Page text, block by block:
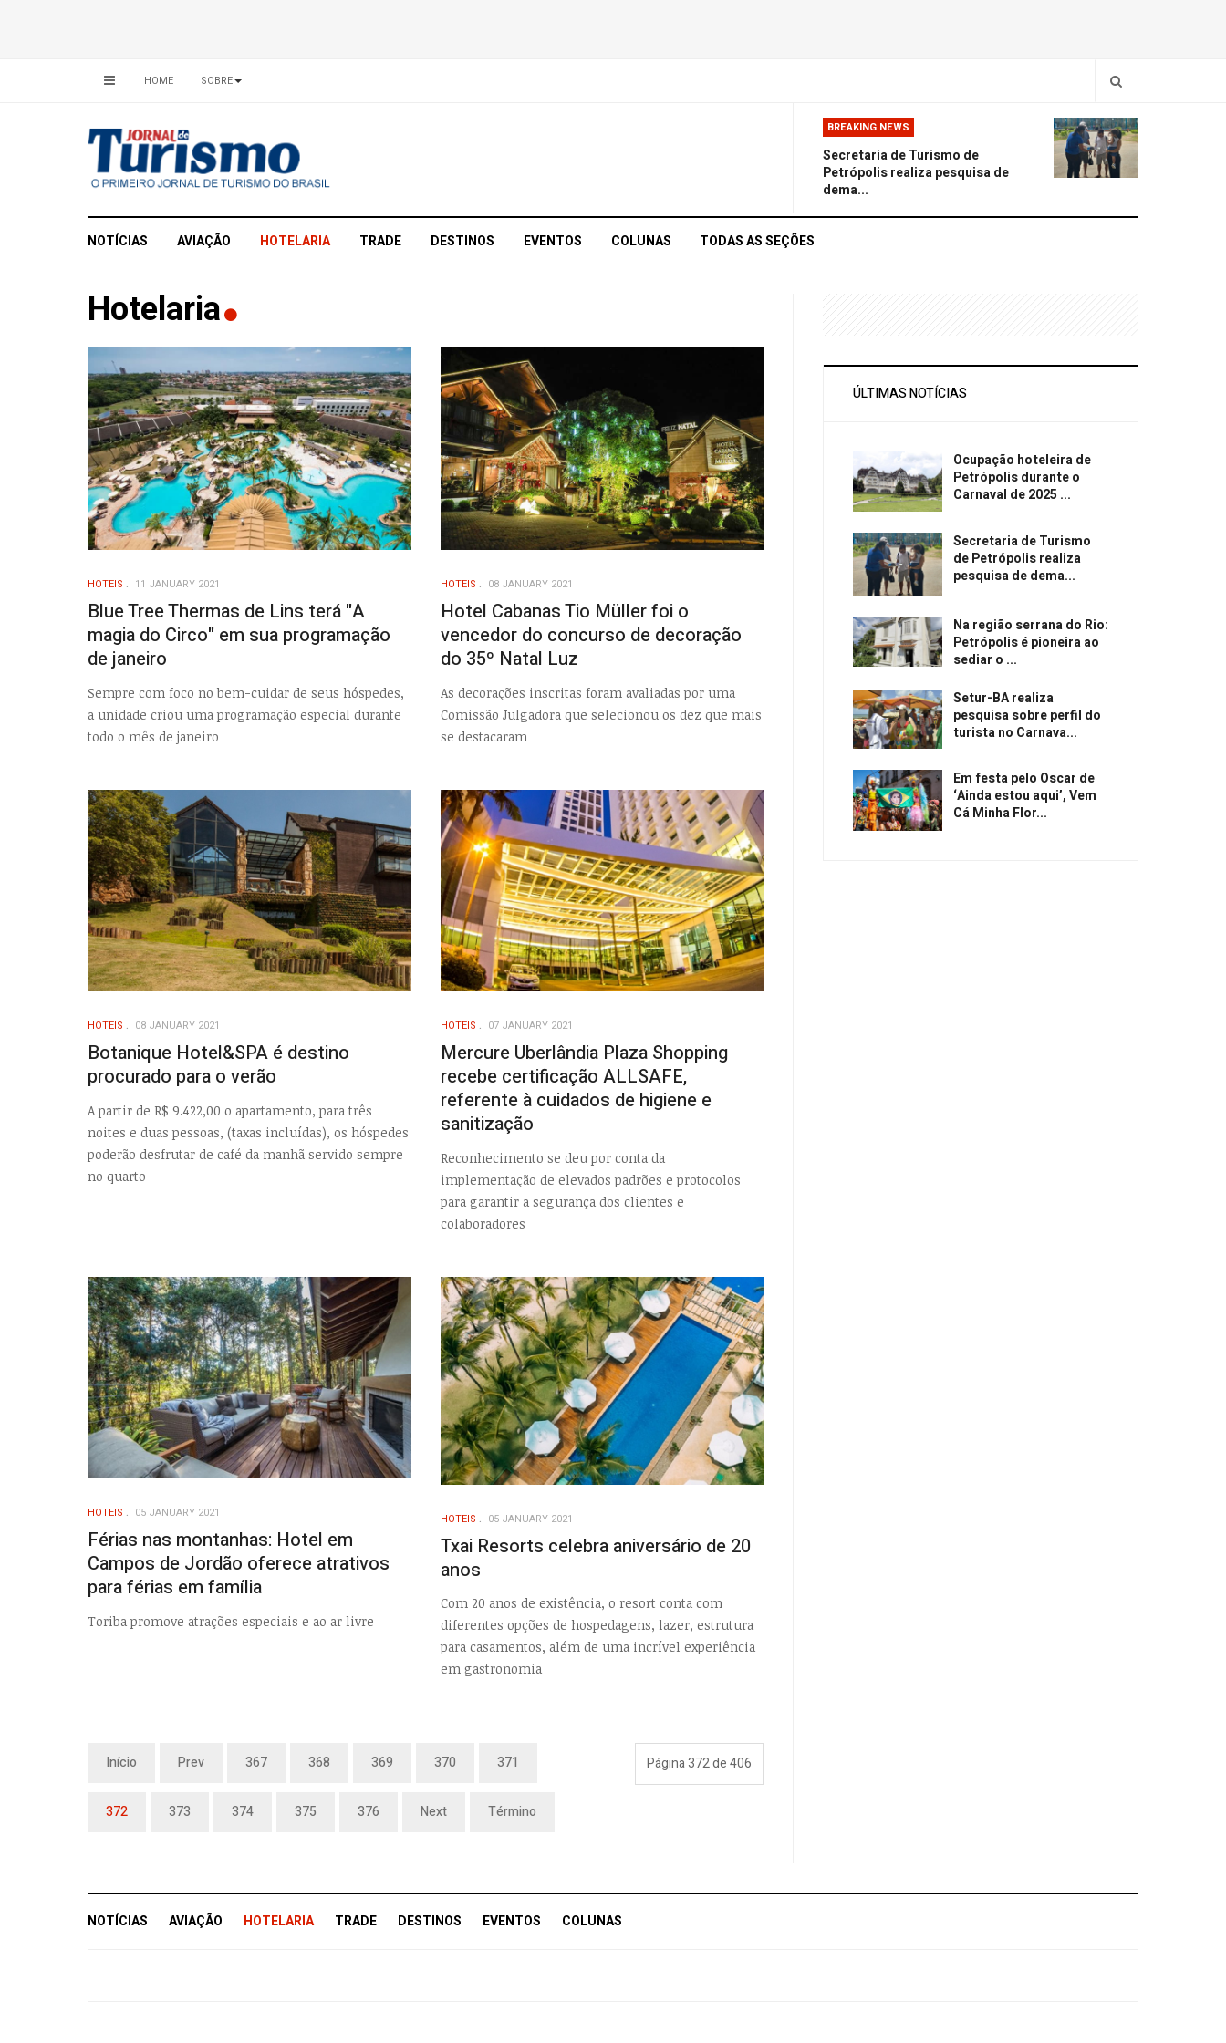
HOME SOBRE
BREAKING NEWS
Secretaria de Turismo de
Petrópolis realiza pesquisa de
dema...
NOTÍCIAS AVIAÇÃO HOTELARIA TRADE DESTINOS EVENTOS COLUNAS TODAS AS SEÇÕES
Hotelaria
HOTEIS 11 JANUARY 2021
Blue Tree Thermas de Lins terá "A
magia do Circo" em sua programação
de janeiro
Sempre com foco no bem-cuidar de seus hóspedes,
a unidade criou uma programação especial durante
todo o mês de janeiro
HOTEIS 08 JANUARY 2021
Hotel Cabanas Tio Müller foi o
vencedor do concurso de decoração
do 35º Natal Luz
As decorações inscritas foram avaliadas por uma
Comissão Julgadora que selecionou os dez que mais
se destacaram
HOTEIS 08 JANUARY 2021
Botanique Hotel&SPA é destino
procurado para o verão
A partir de R$ 9.422,00 o apartamento, para três
noites e duas pessoas, (taxas incluídas), os hóspedes
poderão desfrutar de café da manhã servido sempre
no quarto
HOTEIS 07 JANUARY 2021
Mercure Uberlândia Plaza Shopping
recebe certificação ALLSAFE,
referente à cuidados de higiene e
sanitização
Reconhecimento se deu por conta da
implementação de elevados padrões e protocolos
para garantir a segurança dos clientes e
colaboradores
HOTEIS 05 JANUARY 2021
Férias nas montanhas: Hotel em
Campos de Jordão oferece atrativos
para férias em família
Toriba promove atrações especiais e ao ar livre
HOTEIS 05 JANUARY 2021
Txai Resorts celebra aniversário de 20
anos
Com 20 anos de existência, o resort conta com
diferentes opções de hospedagens, lazer, estrutura
para casamentos, além de uma incrível experiência
em gastronomia
Página 372 de 406
Início Prev 367 368 369 370 371
372 373 374 375 376 Next Término
ÚLTIMAS NOTÍCIAS
Ocupação hoteleira de
Petrópolis durante o
Carnaval de 2025 ...
Secretaria de Turismo
de Petrópolis realiza
pesquisa de dema...
Na região serrana do Rio:
Petrópolis é pioneira ao
sediar o ...
Setur-BA realiza
pesquisa sobre perfil do
turista no Carnava...
Em festa pelo Oscar de
‘Ainda estou aqui’, Vem
Cá Minha Flor...
NOTÍCIAS AVIAÇÃO HOTELARIA TRADE DESTINOS EVENTOS COLUNAS